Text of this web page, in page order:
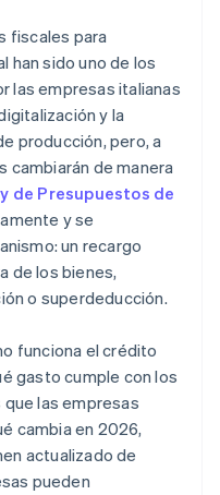
fiscales para
han sido uno de los
las empresas italianas
y la
producción, pero, a
cambiarán de manera
de Presupuestos de
y se
un recargo
de los bienes,
o superdeducción.
funciona el crédito
gasto cumple con los
las empresas
cambia en 2026,
actualizado de
pueden